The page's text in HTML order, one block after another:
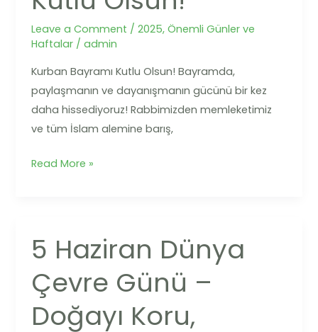
Leave a Comment /2025,Önemli Günler ve
Haftalar /admin
Kurban Bayramı Kutlu Olsun! Bayramda,
paylaşmanın ve dayanışmanın gücünü bir kez
daha hissediyoruz! Rabbimizden memleketimiz
ve tüm İslam alemine barış,
Read More »
5 Haziran Dünya
Çevre Günü –
Doğayı Koru,
5
Haziran
Dünya
Çevre
Günü